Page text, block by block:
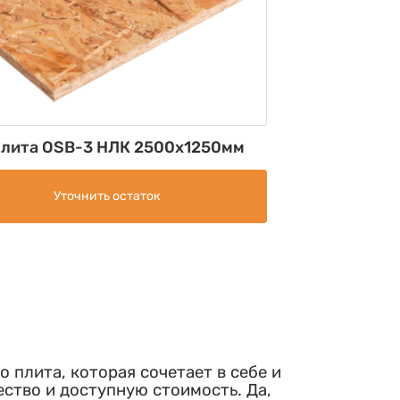
OSB-3 НЛК 2500х1250мм
Уточнить остаток
плита, которая сочетает в себе и
и доступную стоимость. Да,